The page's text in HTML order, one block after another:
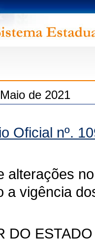
de 2021
Oficial nº.
alterações
a vigência
DO